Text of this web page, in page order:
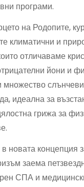
програми.
на Родопите,
климатични и
отличаваме
йони и
множество
идеална за
грижа за
новата концепция
заема
СПА и